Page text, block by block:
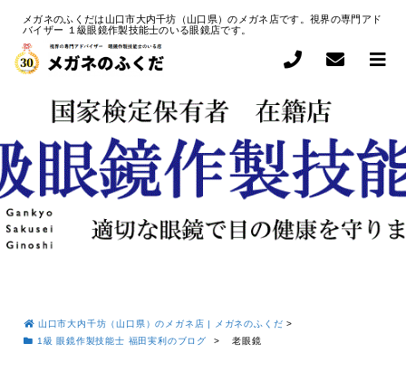
メガネのふくだは山口市大内千坊（山口県）のメガネ店です。視界の専門アド
バイザー １級眼鏡作製技能士のいる眼鏡店です。
山口市大内千坊（山口県）のメガネ店 | メガネのふくだ >
1級 眼鏡作製技能士 福田実利のブログ
> 老眼鏡